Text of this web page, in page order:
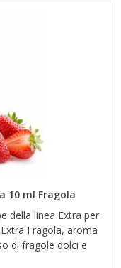
10 ml Fragola
della linea Extra per
Fragola, aroma
di fragole dolci e